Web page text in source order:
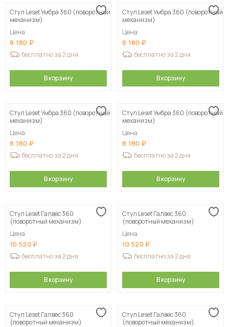
Стул Leset Умбра 360 (поворотный
механизм)
Цена
8 180
бесплатно за 2 дня
В корзину
Стул Leset Умбра 360 (поворотный
механизм)
Цена
8 180
бесплатно за 2 дня
В корзину
Стул Leset Умбра 360 (поворотный
механизм)
Цена
8 180
бесплатно за 2 дня
В корзину
Стул Leset Умбра 360 (поворотный
механизм)
Цена
8 180
бесплатно за 2 дня
В корзину
Стул Leset Галвес 360
(поворотный механизм)
Цена
10 520
бесплатно за 2 дня
В корзину
Стул Leset Галвес 360
(поворотный механизм)
Цена
10 520
бесплатно за 2 дня
В корзину
Стул Leset Галвес 360
(поворотный механизм)
Стул Leset Галвес 360
(поворотный механизм)